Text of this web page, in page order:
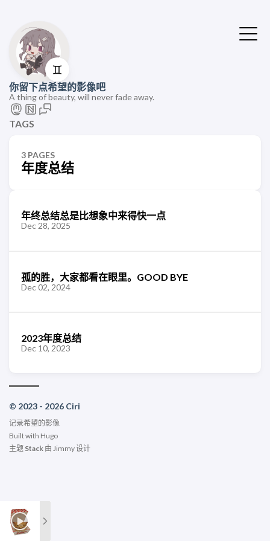
♊
你留下点希望的影像吧
A thing of beauty, will never fade away.
TAGS
3 PAGES
年度总结
年终总结总是比想象中来得快一点
Dec 28, 2025
孤的胜，大家都看在眼里。GOOD BYE
Dec 02, 2024
2023年度总结
Dec 10, 2023
© 2023 - 2026 Ciri
记录希望的影像
Built with Hugo
主题 Stack 由 Jimmy设计